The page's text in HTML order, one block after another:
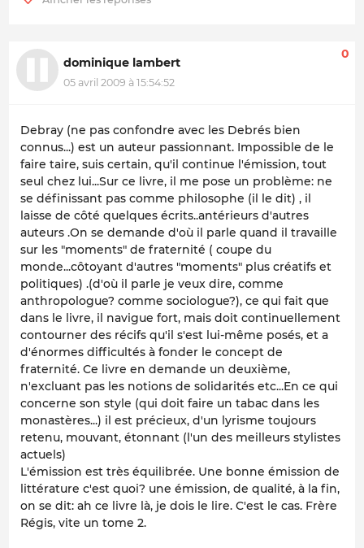
dominique lambert
05 avril 2009 à 15:54:52
0
Debray (ne pas confondre avec les Debrés bien
connus...) est un auteur passionnant. Impossible de le
faire taire, suis certain, qu'il continue l'émission, tout
seul chez lui...Sur ce livre, il me pose un problème: ne
se définissant pas comme philosophe (il le dit) , il
laisse de côté quelques écrits..antérieurs d'autres
auteurs .On se demande d'où il parle quand il travaille
sur les "moments" de fraternité ( coupe du
monde...côtoyant d'autres "moments" plus créatifs et
politiques) .(d'où il parle je veux dire, comme
anthropologue? comme sociologue?), ce qui fait que
dans le livre, il navigue fort, mais doit continuellement
contourner des récifs qu'il s'est lui-même posés, et a
d'énormes difficultés à fonder le concept de
fraternité. Ce livre en demande un deuxième,
n'excluant pas les notions de solidarités etc...En ce qui
concerne son style (qui doit faire un tabac dans les
monastères...) il est précieux, d'un lyrisme toujours
retenu, mouvant, étonnant (l'un des meilleurs stylistes
actuels)
L'émission est très équilibrée. Une bonne émission de
littérature c'est quoi? une émission, de qualité, à la fin,
on se dit: ah ce livre là, je dois le lire. C'est le cas. Frère
Régis, vite un tome 2.